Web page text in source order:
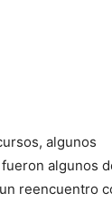
algunos
algunos
reencuentro